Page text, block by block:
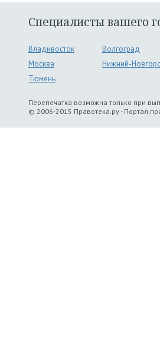
Специалисты вашего
Владивосток
Волгоград
Москва
Нижний-
Тюмень
Перепечатка возможна только при
© 2006-2015 Правотека.ру - Портал